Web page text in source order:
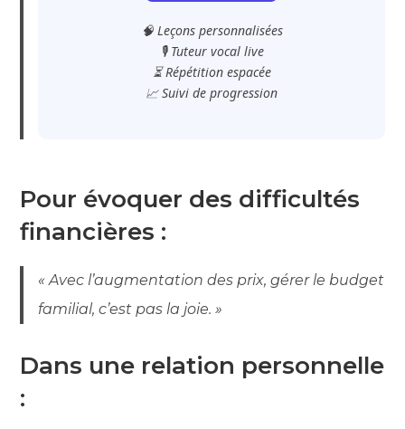
🧠 Leçons personnalisées
🎙️ Tuteur vocal live
⏳ Répétition espacée
📈 Suivi de progression
Pour évoquer des difficultés
financières :
« Avec l’augmentation des prix, gérer le budget
familial, c’est pas la joie. »
Dans une relation personnelle
: